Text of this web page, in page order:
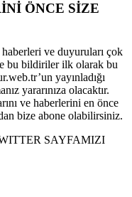
ÖNCE SİZE
ve duyuruları çok
bu bildiriler ilk olarak bu
yayınladığı
yararınıza olacaktır.
ve haberlerini en önce
bize abone olabilirsiniz.
SAYFAMIZI